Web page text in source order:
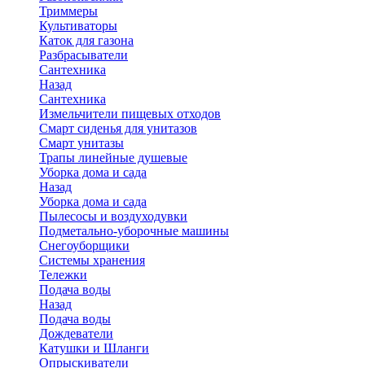
Триммеры
Культиваторы
Каток для газона
Разбрасыватели
Сантехника
Назад
Сантехника
Измельчители пищевых отходов
Смарт сиденья для унитазов
Смарт унитазы
Трапы линейные душевые
Уборка дома и сада
Назад
Уборка дома и сада
Пылесосы и воздуходувки
Подметально-уборочные машины
Снегоуборщики
Системы хранения
Тележки
Подача воды
Назад
Подача воды
Дождеватели
Катушки и Шланги
Опрыскиватели